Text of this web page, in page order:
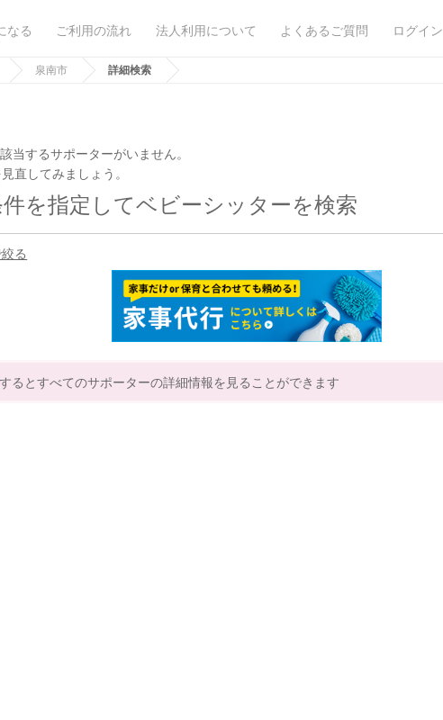
なる ご利用の流れ 法人利用について よくあるご質問 ログイン
泉南市 詳細検索
該当するサポーターがいません。
直してみましょう。
を指定してベビーシッターを検索
る
するとすべてのサポーターの詳細情報を見ることができます